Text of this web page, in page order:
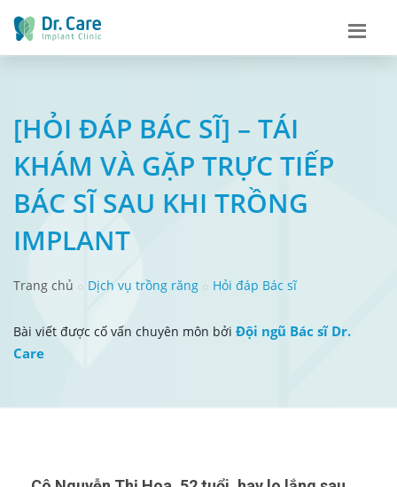
[HỎI ĐÁP BÁC SĨ] – TÁI
KHÁM VÀ GẶP TRỰC TIẾP
BÁC SĨ SAU KHI TRỒNG
IMPLANT
Trang chủ Dịch vụ trồng răng Hỏi đáp Bác sĩ
Bài viết được cố vấn chuyên môn bởi Đội ngũ Bác sĩ Dr.
Care